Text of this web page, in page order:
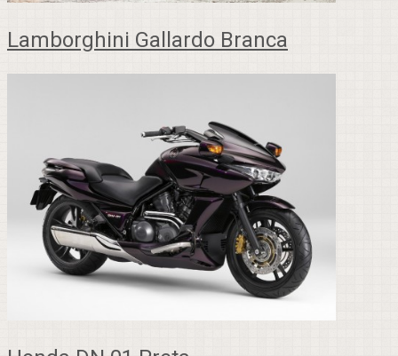
Lamborghini Gallardo Branca